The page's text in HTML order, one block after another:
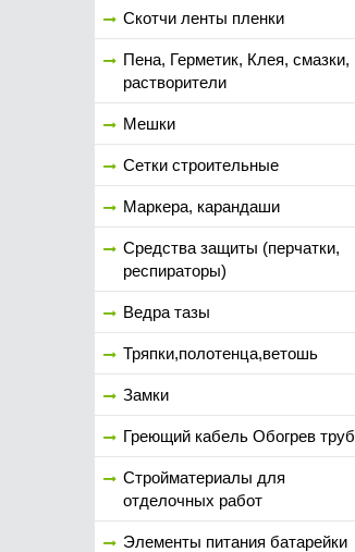
Скотчи ленты пленки
Пена, Герметик, Клея, смазки,
растворители
Мешки
Сетки строительные
Маркера, карандаши
Средства защиты (перчатки,
респираторы)
Ведра тазы
Тряпки,полотенца,ветошь
Замки
Греющий кабель Обогрев труб
Стройматериалы для
отделочных работ
Элементы питания батарейки